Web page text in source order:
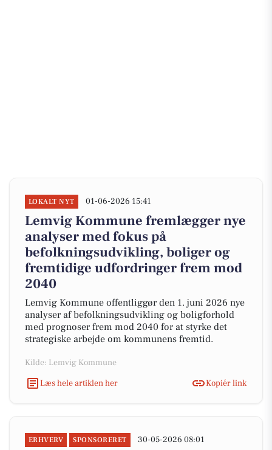
LOKALT NYT 01-06-2026 15:41
Lemvig Kommune fremlægger nye
analyser med fokus på
befolkningsudvikling, boliger og
fremtidige udfordringer frem mod
2040
Lemvig Kommune offentliggør den 1. juni 2026 nye
analyser af befolkningsudvikling og boligforhold
med prognoser frem mod 2040 for at styrke det
strategiske arbejde om kommunens fremtid.
Kilde: Lemvig Kommune
Læs hele artiklen her
Kopiér link
ERHVERV SPONSORERET 30-05-2026 08:01